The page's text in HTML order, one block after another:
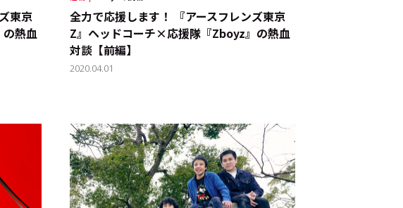
東京
熱血
全力で応援します！ 『アースフレンズ東京
Z』ヘッドコーチ×応援隊『Zboyz』の熱血
対談【前編】
2020.04.01